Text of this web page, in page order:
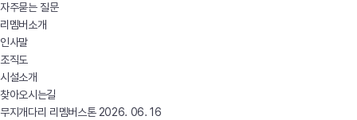
자주묻는 질문
리멤버소개
인사말
조직도
시설소개
찾아오시는길
무지개다리 리멤버스톤2026. 06. 16